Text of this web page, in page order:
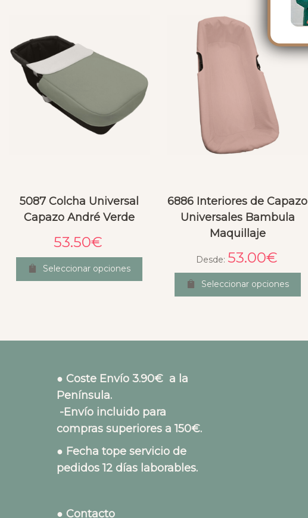
5087 Colcha Universal
Capazo André Verde
53.50€
Seleccionar opciones
6886 Interiores de Capazo
Universales Bambula
Maquillaje
Desde: 53.00€
Seleccionar opciones
● Coste Envío 3.90€ a la
Península.
-Envío incluido para
compras superiores a 150€.
● Fecha tope servicio de
pedidos 12 días laborables.
● Contacto